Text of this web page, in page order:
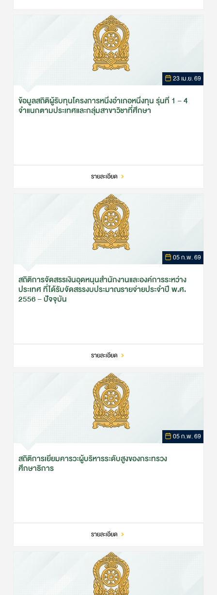
23 เม.ย. 69
ข้อมูลสถิติผู้รับทุนโครงการหนึ่งอำเภอหนึ่งทุน รุ่นที่ 1 – 4
จำแนกตามประเทศและกลุ่มสาขาวิชาที่ศึกษา
รายละเอียด
05 ก.พ. 69
สถิติการจัดสรรเงินอุดหนุนสำนักงานและองค์การระหว่าง
ประเทศ ที่ได้รับจัดสรรงบประมาณรายจ่ายประจำปี พ.ศ.
2556 – ปัจจุบัน
รายละเอียด
05 ก.พ. 69
สถิติการเยี่ยมคารวะผู้บริหารระดับสูงของกระทรวง
ศึกษาธิการ
รายละเอียด